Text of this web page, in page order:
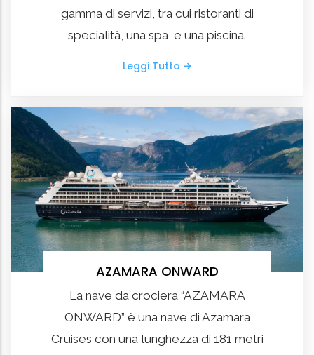
gamma di servizi, tra cui ristoranti di
specialità, una spa, e una piscina.
Leggi Tutto
AZAMARA ONWARD
La nave da crociera “AZAMARA
ONWARD” è una nave di Azamara
Cruises con una lunghezza di 181 metri